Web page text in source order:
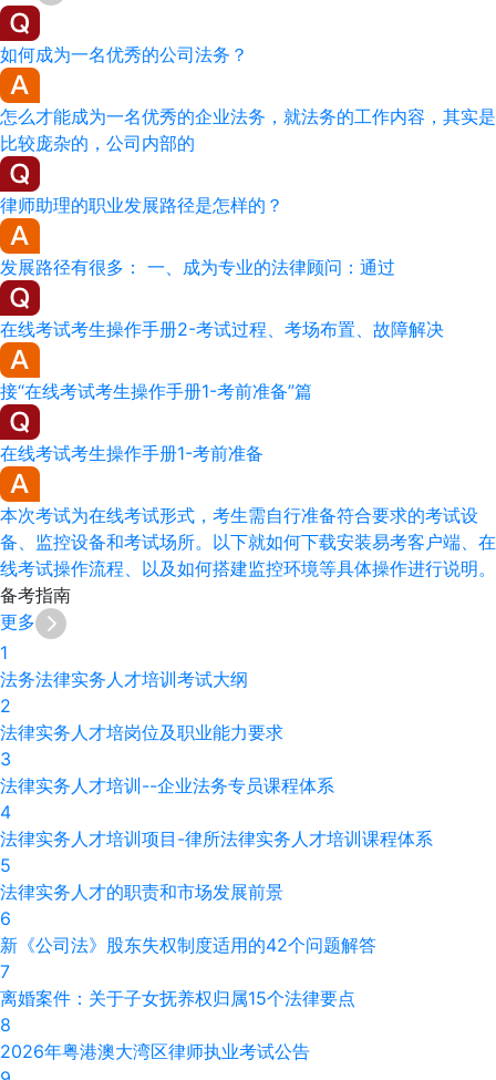
如何成为一名优秀的公司法务？
怎么才能成为一名优秀的企业法务，就法务的工作内容，其实是
比较庞杂的，公司内部的
律师助理的职业发展路径是怎样的？
发展路径有很多： 一、成为专业的法律顾问：通过
在线考试考生操作手册2-考试过程、考场布置、故障解决
接“在线考试考生操作手册1-考前准备”篇
在线考试考生操作手册1-考前准备
本次考试为在线考试形式，考生需自行准备符合要求的考试设
备、监控设备和考试场所。以下就如何下载安装易考客户端、在
线考试操作流程、以及如何搭建监控环境等具体操作进行说明。
备考指南
更多
1
法务法律实务人才培训考试大纲
2
法律实务人才培岗位及职业能力要求
3
法律实务人才培训--企业法务专员课程体系
4
法律实务人才培训项目-律所法律实务人才培训课程体系
5
法律实务人才的职责和市场发展前景
6
新《公司法》股东失权制度适用的42个问题解答
7
离婚案件：关于子女抚养权归属15个法律要点
8
2026年粤港澳大湾区律师执业考试公告